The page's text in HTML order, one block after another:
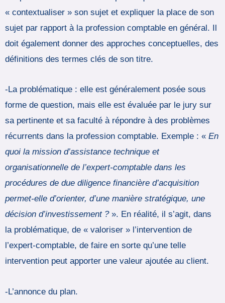
« contextualiser » son sujet et expliquer la place de son
sujet par rapport à la profession comptable en général. Il
doit également donner des approches conceptuelles, des
définitions des termes clés de son titre.
-La problématique : elle est généralement posée sous
forme de question, mais elle est évaluée par le jury sur
sa pertinente et sa faculté à répondre à des problèmes
récurrents dans la profession comptable. Exemple : « En
quoi la mission d’assistance technique et
organisationnelle de l’expert-comptable dans les
procédures de due diligence financière d’acquisition
permet-elle d’orienter, d’une manière stratégique, une
décision d’investissement ? ». En réalité, il s’agit, dans
la problématique, de « valoriser » l’intervention de
l’expert-comptable, de faire en sorte qu’une telle
intervention peut apporter une valeur ajoutée au client.
-L’annonce du plan.